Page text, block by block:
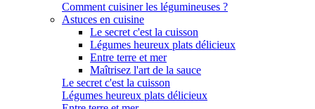
Comment cuisiner les légumineuses ?
Astuces en cuisine
Le secret c'est la cuisson
Légumes heureux plats délicieux
Entre terre et mer
Maîtrisez l'art de la sauce
Le secret c'est la cuisson
Légumes heureux plats délicieux